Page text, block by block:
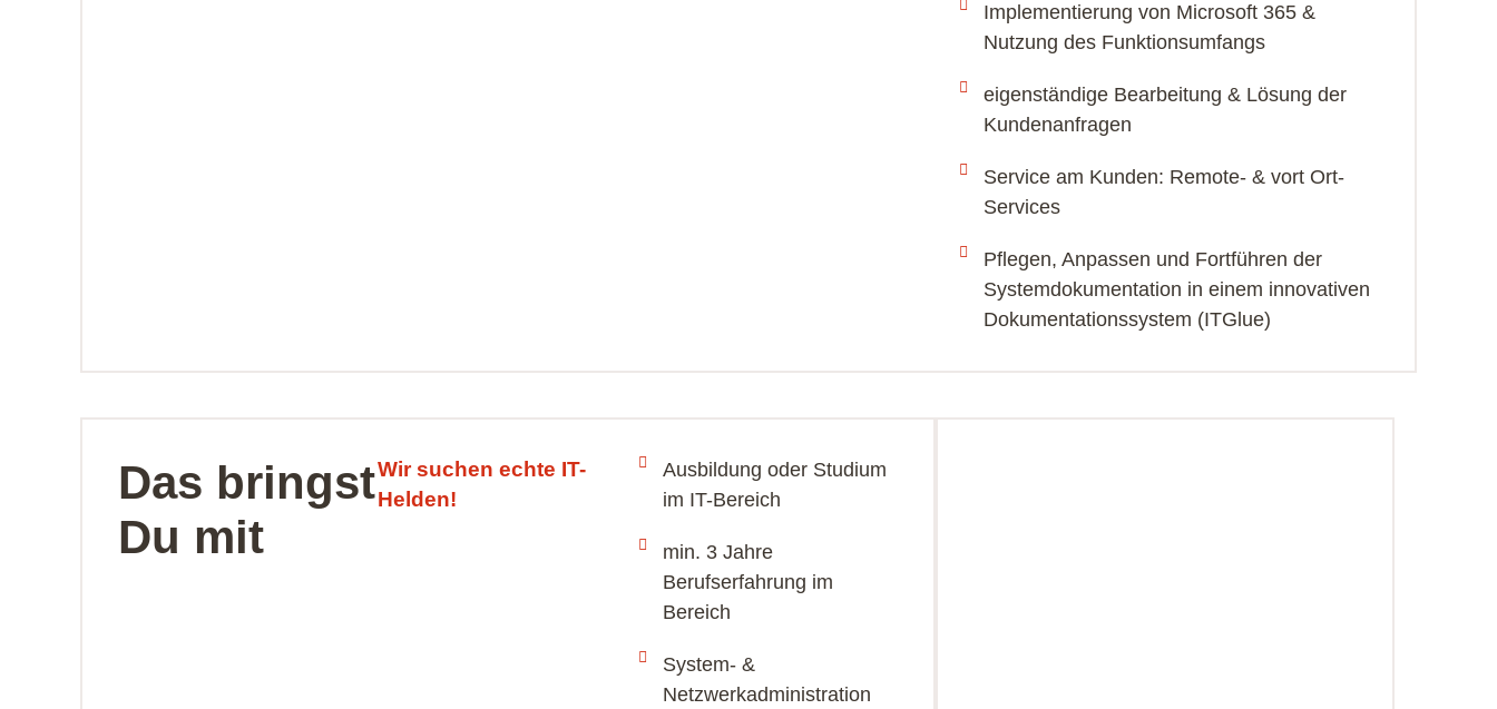
Implementierung von Microsoft 365 &
Nutzung des Funktionsumfangs
eigenständige Bearbeitung & Lösung der
Kundenanfragen
Service am Kunden: Remote- & vort Ort-
Services
Pflegen, Anpassen und Fortführen der
Systemdokumentation in einem innovativen
Dokumentationssystem (ITGlue)
Das bringst
Du mit
Wir suchen echte IT-
Helden!
Ausbildung oder Studium
im IT-Bereich
min. 3 Jahre
Berufserfahrung im
Bereich
System- &
Netzwerkadministration